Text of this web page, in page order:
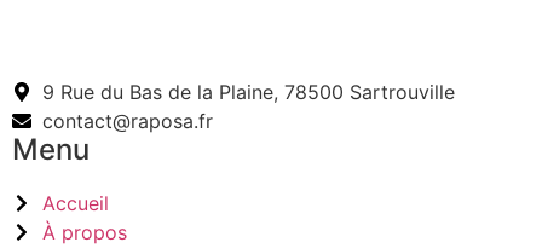
9 Rue du Bas de la Plaine, 78500 Sartrouville
contact@raposa.fr
Menu
Accueil
À propos